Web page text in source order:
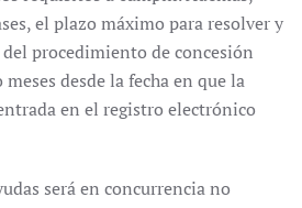
el plazo máximo para resolver y
procedimiento de concesión
desde la fecha en que la
en el registro electrónico
será en concurrencia no